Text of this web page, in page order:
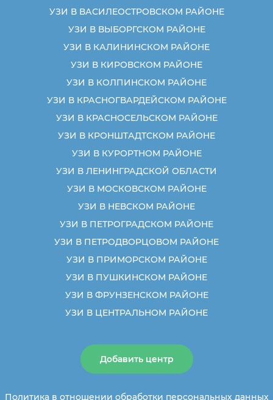
УЗИ В ВАСИЛЕОСТРОВСКОМ РАЙОНЕ
УЗИ В ВЫБОРГСКОМ РАЙОНЕ
УЗИ В КАЛИНИНСКОМ РАЙОНЕ
УЗИ В КИРОВСКОМ РАЙОНЕ
УЗИ В КОЛПИНСКОМ РАЙОНЕ
УЗИ В КРАСНОГВАРДЕЙСКОМ РАЙОНЕ
УЗИ В КРАСНОСЕЛЬСКОМ РАЙОНЕ
УЗИ В КРОНШТАДТСКОМ РАЙОНЕ
УЗИ В КУРОРТНОМ РАЙОНЕ
УЗИ В ЛЕНИНГРАДСКОЙ ОБЛАСТИ
УЗИ В МОСКОВСКОМ РАЙОНЕ
УЗИ В НЕВСКОМ РАЙОНЕ
УЗИ В ПЕТРОГРАДСКОМ РАЙОНЕ
УЗИ В ПЕТРОДВОРЦОВОМ РАЙОНЕ
УЗИ В ПРИМОРСКОМ РАЙОНЕ
УЗИ В ПУШКИНСКОМ РАЙОНЕ
УЗИ В ФРУНЗЕНСКОМ РАЙОНЕ
УЗИ В ЦЕНТРАЛЬНОМ РАЙОНЕ
Добавить центр
Политика в отношении обработки персональных данных